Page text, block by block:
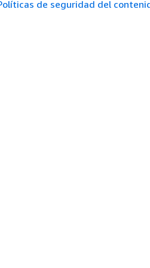
de seguridad del